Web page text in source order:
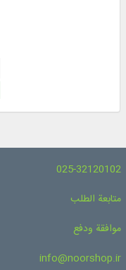
025-32120102
متابعة الطلب
موافقة ودفع
info@noorshop.ir